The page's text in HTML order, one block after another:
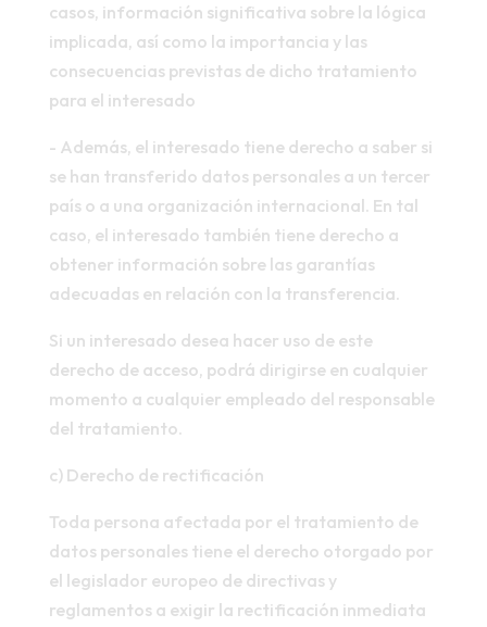
casos, información significativa sobre la lógica
implicada, así como la importancia y las
consecuencias previstas de dicho tratamiento
para el interesado
- Además, el interesado tiene derecho a saber si
se han transferido datos personales a un tercer
país o a una organización internacional. En tal
caso, el interesado también tiene derecho a
obtener información sobre las garantías
adecuadas en relación con la transferencia.
Si un interesado desea hacer uso de este
derecho de acceso, podrá dirigirse en cualquier
momento a cualquier empleado del responsable
del tratamiento.
c) Derecho de rectificación
Toda persona afectada por el tratamiento de
datos personales tiene el derecho otorgado por
el legislador europeo de directivas y
reglamentos a exigir la rectificación inmediata